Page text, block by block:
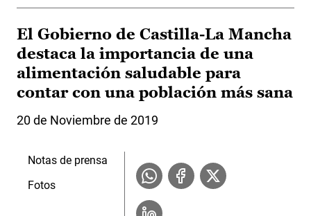
El Gobierno de Castilla-La Mancha
destaca la importancia de una
alimentación saludable para
contar con una población más sana
20 de Noviembre de 2019
Notas de prensa
Fotos